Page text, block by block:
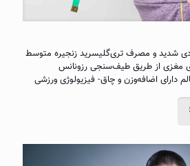
شدید و مصرف تری‌گلیسرید زنجیره متوسط
مغزی از طریق طیف‌سنجی رزونانس
دارای اضافه‌وزن و چاق- فیزیولوژی ورزشی